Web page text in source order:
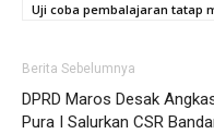
Uji coba pembalajaran tatap
Berita Sebelumnya
DPRD Maros Desak
Pura I Salurkan CSR